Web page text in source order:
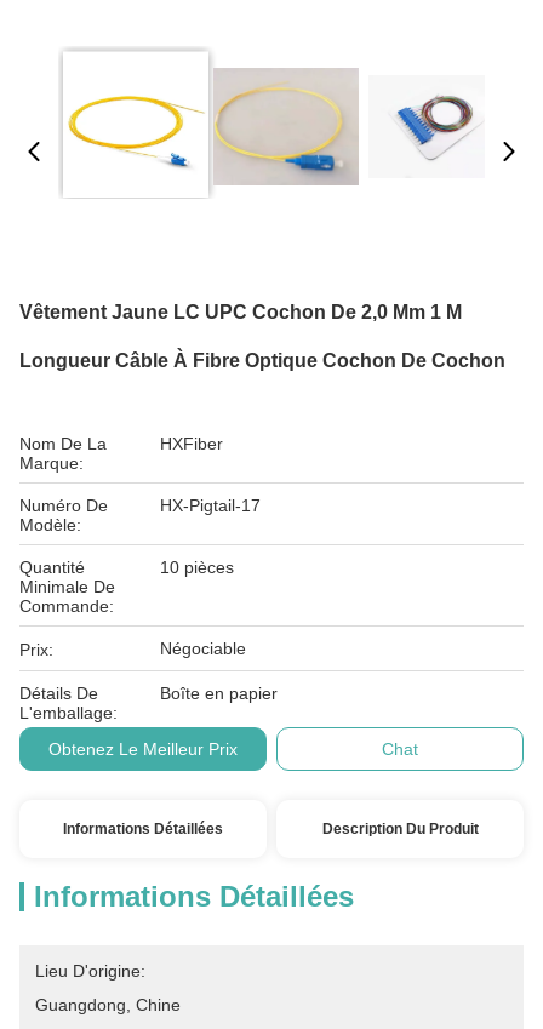
Vêtement Jaune LC UPC Cochon De 2,0 Mm 1 M
Longueur Câble À Fibre Optique Cochon De Cochon
Nom De La
Marque:
HXFiber
Numéro De
Modèle:
HX-Pigtail-17
Quantité
Minimale De
Commande:
10 pièces
Prix: Négociable
Détails De
L'emballage:
Boîte en papier
Obtenez Le Meilleur Prix Chat
Informations Détaillées Description Du Produit
Informations Détaillées
Lieu D'origine:
Guangdong, Chine